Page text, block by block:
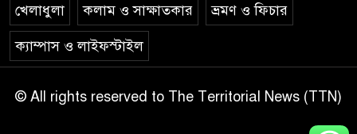
খেলাধুলা কলাম ও সাক্ষাতকার ভ্রমণ ও ফিচার
ক্যাম্পাস ও লাইফস্টাইল
© All rights reserved to The Territorial News (TTN)